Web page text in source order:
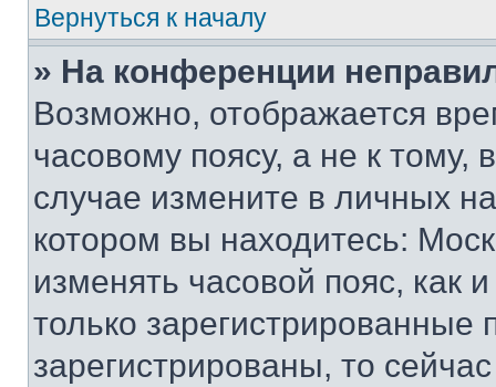
Вернуться к началу
» На конференции
Возможно, отображается
часовому поясу, а не к тому,
случае измените в личных
котором вы находитесь:
изменять часовой пояс, как
только
зарегистрированы, то